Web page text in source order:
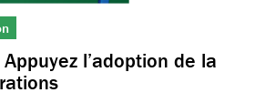
l’adoption de la